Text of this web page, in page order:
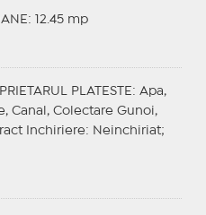
12.45 mp
PLATESTE : Apa,
Canal, Colectare Gunoi,
Inchiriere: Neinchiriat;